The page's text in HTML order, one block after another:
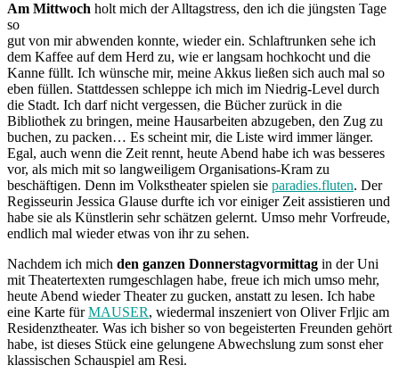
Am Mittwoch holt mich der Alltagstress, den ich die jüngsten Tage
so
gut von mir abwenden konnte, wieder ein. Schlaftrunken sehe ich
dem Kaffee auf dem Herd zu, wie er langsam hochkocht und die
Kanne füllt. Ich wünsche mir, meine Akkus ließen sich auch mal so
eben füllen. Stattdessen schleppe ich mich im Niedrig-Level durch
die Stadt. Ich darf nicht vergessen, die Bücher zurück in die
Bibliothek zu bringen, meine Hausarbeiten abzugeben, den Zug zu
buchen, zu packen… Es scheint mir, die Liste wird immer länger.
Egal, auch wenn die Zeit rennt, heute Abend habe ich was besseres
vor, als mich mit so langweiligem Organisations-Kram zu
beschäftigen. Denn im Volkstheater spielen sie paradies.fluten. Der
Regisseurin Jessica Glause durfte ich vor einiger Zeit assistieren und
habe sie als Künstlerin sehr schätzen gelernt. Umso mehr Vorfreude,
endlich mal wieder etwas von ihr zu sehen.
Nachdem ich mich den ganzen Donnerstagvormittag in der Uni
mit Theatertexten rumgeschlagen habe, freue ich mich umso mehr,
heute Abend wieder Theater zu gucken, anstatt zu lesen. Ich habe
eine Karte fürMAUSER, wiedermal inszeniert von Oliver Frljic am
Residenztheater. Was ich bisher so von begeisterten Freunden gehört
habe, ist dieses Stück eine gelungene Abwechslung zum sonst eher
klassischen Schauspiel am Resi.